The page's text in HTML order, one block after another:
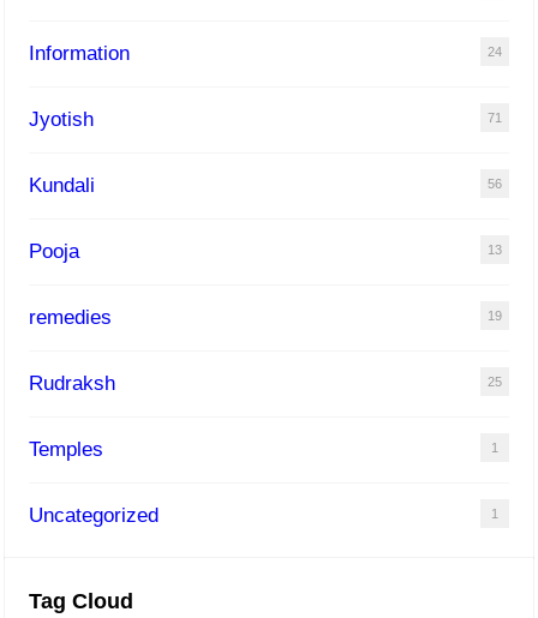
Information 24
Jyotish 71
Kundali 56
Pooja 13
remedies 19
Rudraksh 25
Temples 1
Uncategorized 1
Tag Cloud